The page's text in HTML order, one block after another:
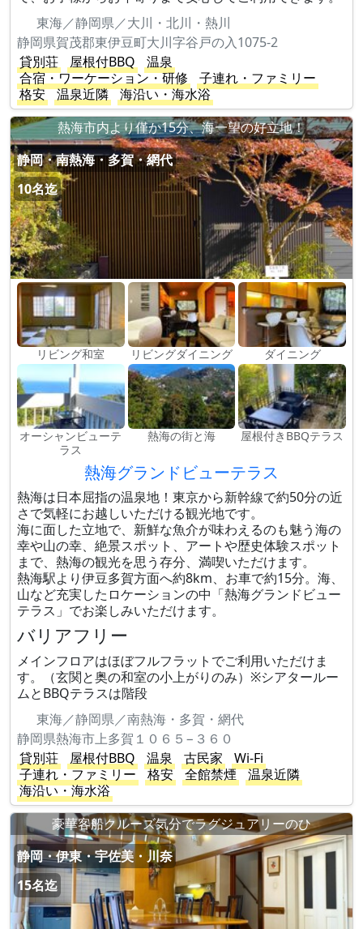
東海／静岡県／大川・北川・熱川
静岡県賀茂郡東伊豆町大川字谷戸の入1075-2
貸別荘
屋根付BBQ
温泉
合宿・ワーケーション・研修
子連れ・ファミリー
格安
温泉近隣
海沿い・海水浴
熱海市内より僅か15分、海一望の好立地！
静岡・南熱海・多賀・網代
10名迄
リビング和室 リビングダイニング ダイニング
オーシャンビューテ
ラス
熱海の街と海 屋根付きBBQテラス
熱海グランドビューテラス
熱海は日本屈指の温泉地！東京から新幹線で約50分の近
さで気軽にお越しいただける観光地です。
海に面した立地で、新鮮な魚介が味わえるのも魅う海の
幸や山の幸、絶景スポット、アートや歴史体験スポット
まで、熱海の観光を思う存分、満喫いただけます。
熱海駅より伊豆多賀方面へ約8km、お車で約15分。海、
山など充実したロケーションの中「熱海グランドビュー
テラス」でお楽しみいただけます。
バリアフリー
メインフロアはほぼフルフラットでご利用いただけま
す。（玄関と奥の和室の小上がりのみ）※シアタールー
ムとBBQテラスは階段
東海／静岡県／南熱海・多賀・網代
静岡県熱海市上多賀１０６５−３６０
貸別荘
屋根付BBQ 温泉 古民家
Wi-Fi
子連れ・ファミリー
格安 全館禁煙
温泉近隣
海沿い・海水浴
豪華客船クルーズ気分でラグジュアリーのひ
静岡・伊東・宇佐美・川奈
15名迄